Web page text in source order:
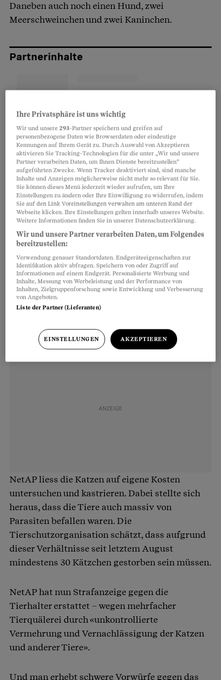
Daneben auch noch einen Hund, zwei
Meerschweinchen und zwei Kaninchen.
Partnerinhalte
Die Tiere seien nicht nur verdreckt gewesen,
sondern auch schlecht genährt und
veterinärmedizinisch nicht versorgt, sagt
komplett überfordert.» Sie hätten nicht einmal
gewusst, wie viele Katzen sie besitzen. Sie
sagten laut Geisser nur: «Es sterben immer
wieder Junge. Das ist doch völlig normal.»
NetAP liess die Katzen auf eigene Kosten
untersuchen und kastrieren. Dabei stellte sich
heraus, dass die Tiere auch massiv von
Parasiten befallen waren. Die
Tierschutzorganisation schätzt, dass aufgrund
dieser Verhältnisse seit letztem August
mindestens 30 Kätzchen gestorben sein müssen.
NetAP hat nun Strafanzeige gegen die
Tierhalter erstattet – wegen mehrfacher
Tierquälerei durch «unkontrollierte
Vermehrung und Vernachlässigung der Katzen
und anderer Tiere».
Und man erhebt schwere Vorwürfe gegen das
Ihre Privatsphäre ist uns wichtig
Wir und unsere293-Partner speichern und greifen auf
personenbezogene Daten wie Browserdaten oder eindeutige
Kennungen auf Ihrem Gerät zu. Durch Auswahl von Akzeptieren
aktivieren Sie Tracking-Technologien für die unter „Wir und unsere
Partner verarbeiten Daten, um Ihnen Dienste bereitzustellen“
aufgeführten Zwecke. Wenn Tracker deaktiviert sind, sind manche
Inhalte und Anzeigen möglicherweise nicht mehr so relevant für Sie.
Sie können dieses Menü jederzeit wieder aufrufen, um Ihre
Einstellungen zu ändern oder Ihre Einwilligung zu widerrufen, indem
Sie auf den Link Voreinstellungen verwalten am unteren Rand der
Webseite klicken. Ihre Einstellungen gelten innerhalb unseres Website.
Weitere Informationen finden Sie in unserer Datenschutzerklärung.
Wir und unsere Partner verarbeiten Daten, um Folgendes
bereitzustellen:
Verwendung genauer Standortdaten. Endgeräteeigenschaften zur
Identifikation aktiv abfragen. Speichern von oder Zugriff auf
Informationen auf einem Endgerät. Personalisierte Werbung und
Inhalte, Messung von Werbeleistung und der Performance von
Inhalten, Zielgruppenforschung sowie Entwicklung und Verbesserung
von Angeboten.
Liste der Partner (Lieferanten)
EINSTELLUNGEN AKZEPTIEREN